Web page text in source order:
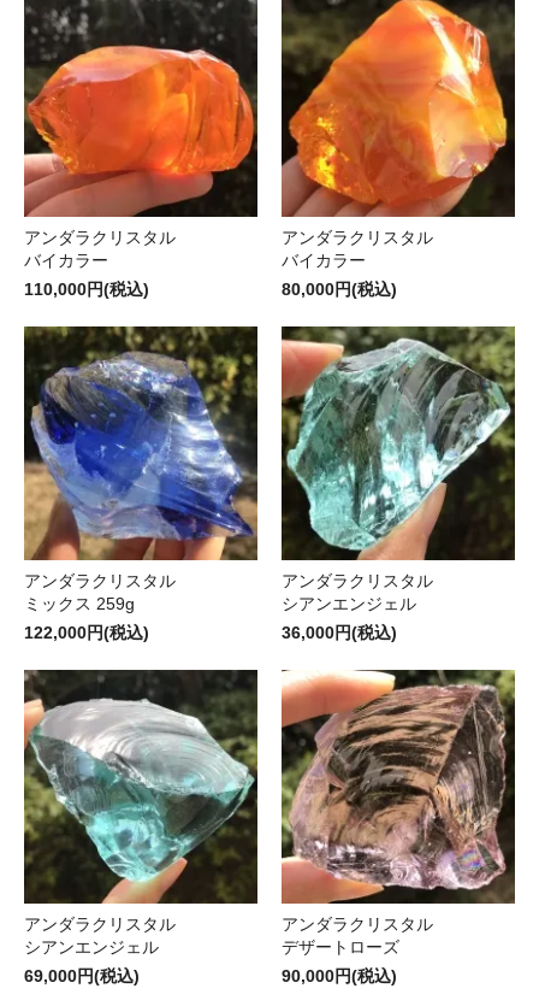
アンダラクリスタル
バイカラー
110,000円(税込)
アンダラクリスタル
バイカラー
80,000円(税込)
アンダラクリスタル
ミックス 259g
122,000円(税込)
アンダラクリスタル
シアンエンジェル
36,000円(税込)
アンダラクリスタル
シアンエンジェル
69,000円(税込)
アンダラクリスタル
デザートローズ
90,000円(税込)